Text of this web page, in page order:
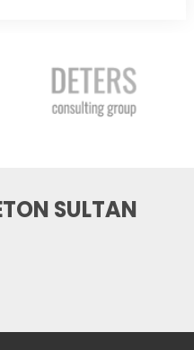
SULTAN